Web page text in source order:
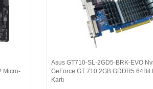
Micro-
Sepete Ekle
Asus GT710-SL-2GD5-BRK-EVO
GeForce GT 710 2GB GDDR5 64Bit
Kartı